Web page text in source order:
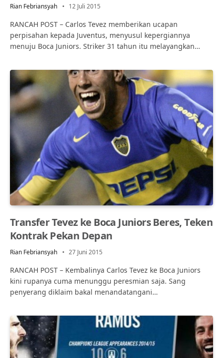
Rian Febriansyah 12 Juli 2015
RANCAH POST – Carlos Tevez memberikan ucapan
perpisahan kepada Juventus, menyusul kepergiannya
menuju Boca Juniors. Striker 31 tahun itu melayangkan…
Transfer Tevez ke Boca Juniors Beres, Teken
Kontrak Pekan Depan
Rian Febriansyah 27 Juni 2015
RANCAH POST – Kembalinya Carlos Tevez ke Boca Juniors
kini rupanya cuma menunggu peresmian saja. Sang
penyerang diklaim bakal menandatangani…